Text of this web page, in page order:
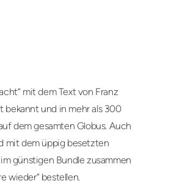
mit dem Text von Franz
bekannt und in mehr als 300
dem gesamten Globus. Auch
mit dem üppig besetzten
günstigen Bundle zusammen
wieder“ bestellen.